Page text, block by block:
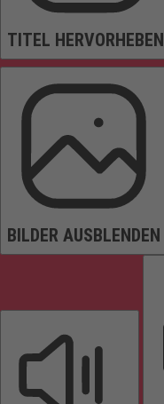
TITEL HERVORHEBEN
BILDER AUSBLENDEN